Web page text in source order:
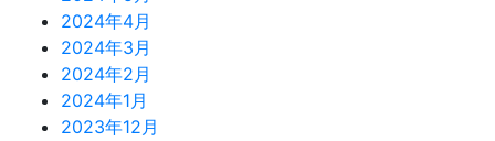
2024年4月
2024年3月
2024年2月
2024年1月
2023年12月